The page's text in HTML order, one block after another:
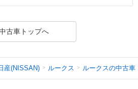
古車トップへ
産(NISSAN) ルークス ルークスの中古車